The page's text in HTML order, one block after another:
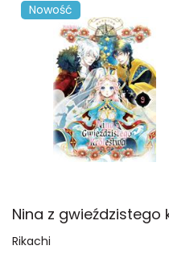
Nowość
Rikachi